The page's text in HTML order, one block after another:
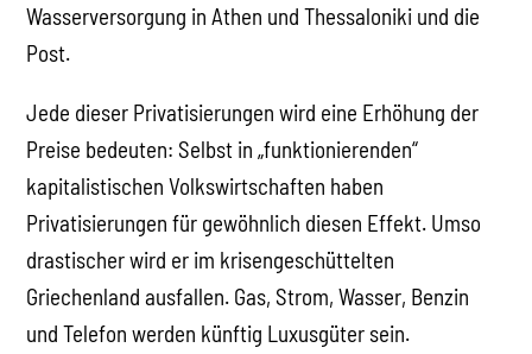
Wasserversorgung in Athen und Thessaloniki und die
Post.
Jede dieser Privatisierungen wird eine Erhöhung der
Preise bedeuten: Selbst in „funktionierenden“
kapitalistischen Volkswirtschaften haben
Privatisierungen für gewöhnlich diesen Effekt. Umso
drastischer wird er im krisengeschüttelten
Griechenland ausfallen. Gas, Strom, Wasser, Benzin
und Telefon werden künftig Luxusgüter sein.